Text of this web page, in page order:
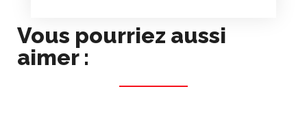
Vous pourriez aussi
aimer :